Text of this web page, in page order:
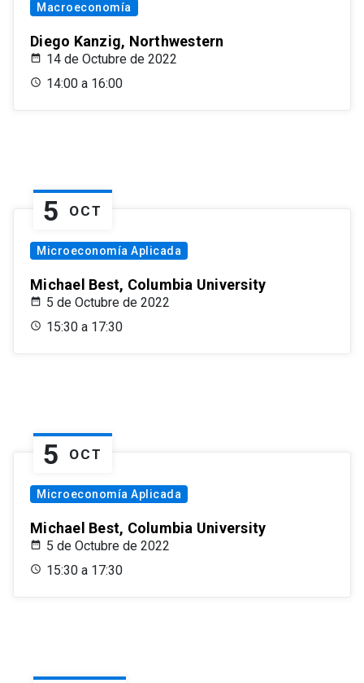
Macroeconomía
Diego Kanzig, Northwestern
14 de Octubre de 2022
14:00 a 16:00
5 OCT
Microeconomía Aplicada
Michael Best, Columbia University
5 de Octubre de 2022
15:30 a 17:30
5 OCT
Microeconomía Aplicada
Michael Best, Columbia University
5 de Octubre de 2022
15:30 a 17:30